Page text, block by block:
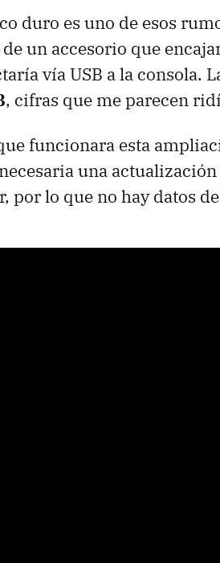
duro es uno de esos
un accesorio que
vía USB a la consola.
, cifras que me parecen
funcionara esta
una
por lo que no hay datos